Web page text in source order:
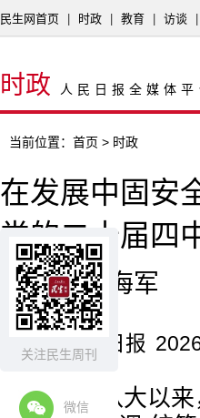
关注民生周刊
微信
民生网首页 时政 教育 访谈
时政 人民日报全媒体平
当前位置： 首页 > 时政
在发展中固安
党的二十届四
李鹏飞 吴海军
来源：人民日报
党的十八大以